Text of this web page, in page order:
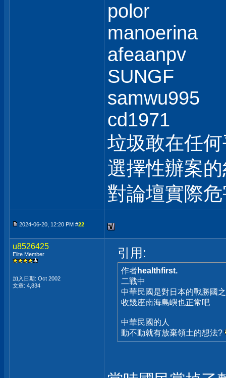
polor
manoerina
afeaanpv
SUNGF
samwu995
cd1971
垃圾敢在任
選擇性辦案
對論壇實際
2024-06-20, 12:20 PM #22
u8526425
Elite Member
加入日期: Oct 2002
文章: 4,834
引用:
作者healthfirst.
二戰中
中華民國是對日本的戰勝國
收幾座南海島嶼也正常吧
中華民國的人
動不動就有放棄領土的想法?